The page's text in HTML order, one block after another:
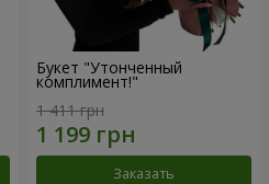
Букет "Утонченный
комплимент!"
1 411 грн
Заказать